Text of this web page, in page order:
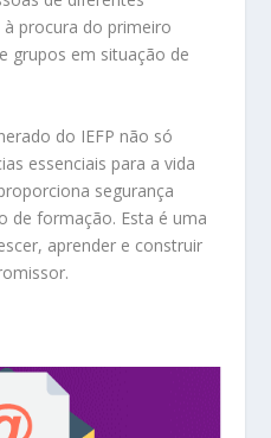
procura do primeiro
grupos em situação de
do IEFP não só
essenciais para a vida
segurança
de formação. Esta é uma
aprender e construir